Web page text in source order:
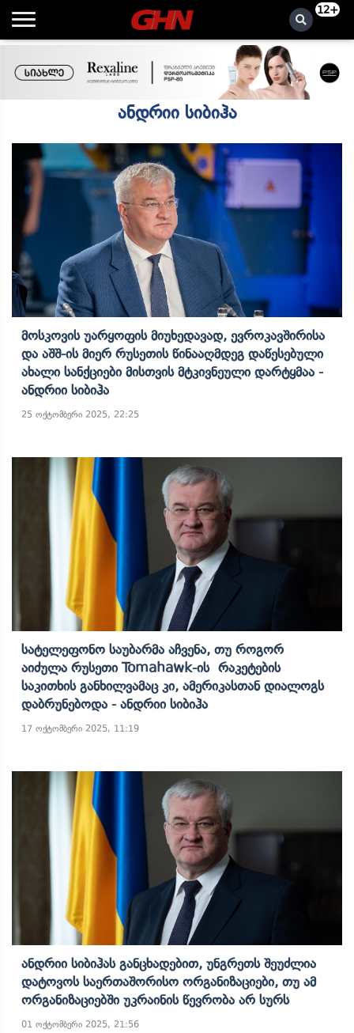
12+
ანდრიი სიბიჰა
Მოსკოვის Უარყოფის Მიუხედავად, Ევროკავშირისა
Და Აშშ-Ის Მიერ Რუსეთის Წინააღმდეგ Დაწესებული
Ახალი Სანქციები Მისთვის Მტკივნეული Დარტყმაა -
Ანდრიი Სიბიჰა
25 ოქტომბერი 2025, 22:25
Სატელეფონო Საუბარმა Აჩვენა, Თუ Როგორ
Აიძულა Რუსეთი Tomahawk-Ის Რაკეტების
Საკითხის Განხილვამაც Კი, Ამერიკასთან Დიალოგს
Დაბრუნებოდა - Ანდრიი Სიბიჰა
17 ოქტომბერი 2025, 11:19
Ანდრიი Სიბიჰას Განცხადებით, Უნგრეთს Შეუძლია
Დატოვოს Საერთაშორისო Ორგანიზაციები, Თუ Ამ
Ორგანიზაციებში Უკრაინის Წევრობა Არ Სურს
01 ოქტომბერი 2025, 21:56